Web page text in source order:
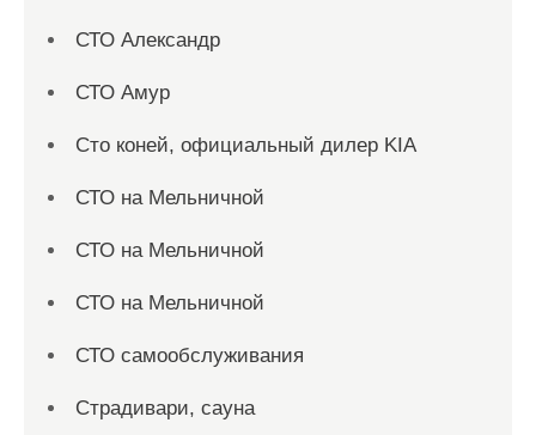
СТО Александр
СТО Амур
Сто коней, официальный дилер KIA
СТО на Мельничной
СТО на Мельничной
СТО на Мельничной
СТО самообслуживания
Страдивари, сауна